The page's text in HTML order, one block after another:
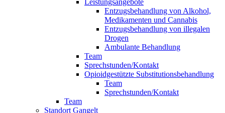
Leistungsangebote
Entzugsbehandlung von Alkohol,
Medikamenten und Cannabis
Entzugsbehandlung von illegalen
Drogen
Ambulante Behandlung
Team
Sprechstunden/Kontakt
Opioidgestützte Substitutionsbehandlung
Team
Sprechstunden/Kontakt
Team
Standort Gangelt